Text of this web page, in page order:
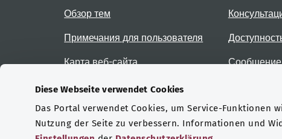
Diese Webseite verwendet Cookies
Das Portal verwendet Cookies, um Service-Funktionen
Nutzung der Seite zu verbessern. Informationen und
Обзор тем
Примечания для пользователя
Карта веб-сайта
Сообщение
Сертификаты